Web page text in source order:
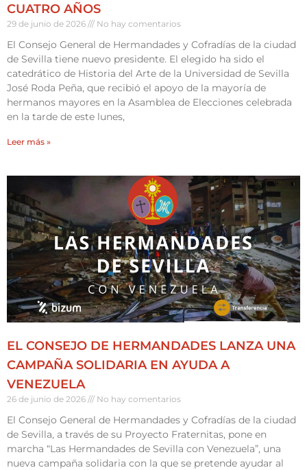
CUATRO AÑOS
29 de junio de 2026 No hay comentarios
El Consejo General de Hermandades y Cofradías de la ciudad
de Sevilla tiene nuevo presidente. El elegido ha sido el
catedrático de Historia del Arte de la Universidad de Sevilla
José Roda Peña, que recibió el apoyo de la mayoría de
hermanos mayores en la Asamblea de Elecciones celebrada
en la tarde de este lunes,
Leer más »
EL CONSEJO DE HERMANDADES LANZA UNA
CAMPAÑA SOLIDARIA EN AYUDA A
VENEZUELA
26 de junio de 2026 No hay comentarios
El Consejo General de Hermandades y Cofradías de la ciudad
de Sevilla, a través de su Proyecto Fraternitas, pone en
marcha “Las Hermandades de Sevilla con Venezuela”, una
nueva campaña solidaria con la que se pretende ayudar al